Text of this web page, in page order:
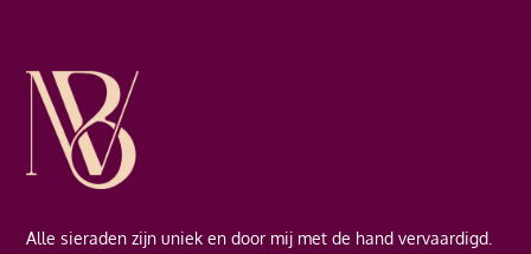
Alle sieraden zijn uniek en door mij met de hand vervaardigd.